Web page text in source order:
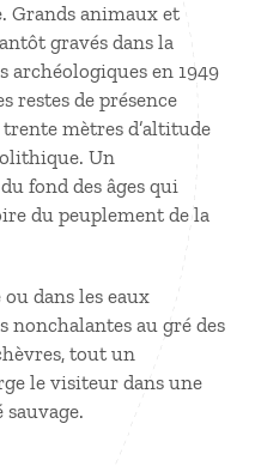
Grands animaux et
gravés dans la
archéologiques en 1949
restes de présence
mètres d’altitude
Un
fond des âges qui
du peuplement de la
dans les eaux
nonchalantes au gré des
tout un
le visiteur dans une